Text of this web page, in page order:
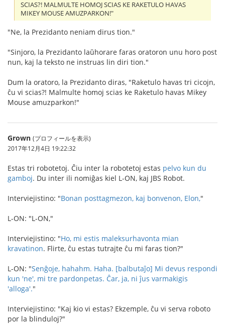
SCIAS?! MALMULTE HOMOJ SCIAS KE RAKETULO HAVAS
MIKEY MOUSE AMUZPARKON!"
"Ne, la Prezidanto neniam dirus tion."
"Sinjoro, la Prezidanto laŭhorare faras oratoron unu horo post
nun, kaj la teksto ne instruas lin diri tion."
Dum la oratoro, la Prezidanto diras, "Raketulo havas tri cicojn,
ĉu vi scias?! Malmulte homoj scias ke Raketulo havas Mikey
Mouse amuzparkon!"
Grown (プロフィールを表示)
2017年12月4日 19:22:32
Estas tri robotetoj. Ĉiu inter la robotetoj estas pelvo kun du
gamboj. Du inter ili nomiĝas kiel L-ON, kaj JBS Robot.
Interviejistino: "Bonan posttagmezon, kaj bonvenon, Elon,"
L-ON: "L-ON,"
Interviejistino: "Ho, mi estis maleksurhavonta mian
kravatinon. Flirte, ĉu estas tutrajte ĉu mi faras tion?"
L-ON: "Senĝoje, hahahm. Haha. [balbutaĵo] Mi devus respondi
kun 'ne', mi tre pardonpetas. Ĉar, ja, ni ĵus varmakigis
'alloga'."
Interviejistino: "Kaj kio vi estas? Ekzemple, ĉu vi serva roboto
por la blinduloj?"